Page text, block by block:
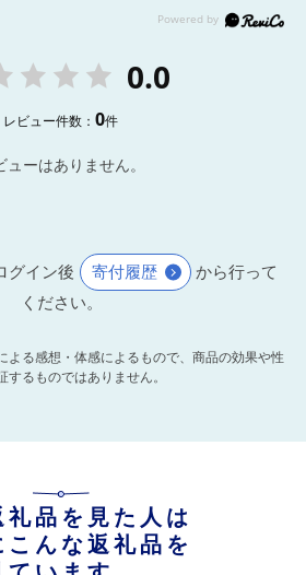
0.0
レビュー件数：0件
ューはありません。
グイン後 寄付履歴
から行って
ください。
る感想・体感によるもので、商品の効果や性
するものではありません。
礼品を見た人は
こんな返礼品を